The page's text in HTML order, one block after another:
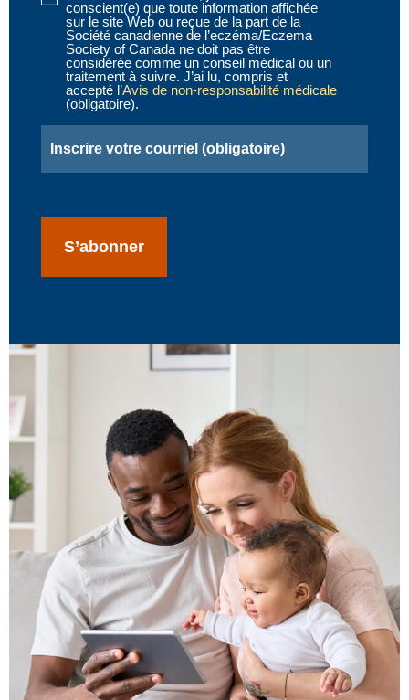
(obligatoire)
conscient(e) que toute information affichée
sur le site Web ou reçue de la part de la
Société canadienne de l’eczéma/Eczema
Society of Canada ne doit pas être
considérée comme un conseil médical ou un
traitement à suivre. J’ai lu, compris et
accepté l’Avis de non-responsabilité médicale
(obligatoire).
(obligatoire)